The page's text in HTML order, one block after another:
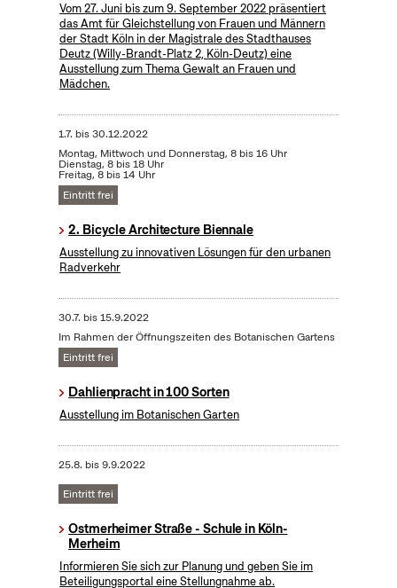
Vom 27. Juni bis zum 9. September 2022 präsentiert
das Amt für Gleichstellung von Frauen und Männern
der Stadt Köln in der Magistrale des Stadthauses
Deutz (Willy-Brandt-Platz 2, Köln-Deutz) eine
Ausstellung zum Thema Gewalt an Frauen und
Mädchen.
1.7. bis30.12.2022
Montag, Mittwoch und Donnerstag, 8 bis 16 Uhr
Dienstag, 8 bis 18 Uhr
Freitag, 8 bis 14 Uhr
Eintritt frei
2. Bicycle Architecture Biennale
Ausstellung zu innovativen Lösungen für den urbanen
Radverkehr
30.7. bis15.9.2022
Im Rahmen der Öffnungszeiten des Botanischen Gartens
Eintritt frei
Dahlienpracht in 100 Sorten
Ausstellung im Botanischen Garten
25.8. bis9.9.2022
Eintritt frei
Ostmerheimer Straße - Schule in Köln-
Merheim
Informieren Sie sich zur Planung und geben Sie im
Beteiligungsportal eine Stellungnahme ab.